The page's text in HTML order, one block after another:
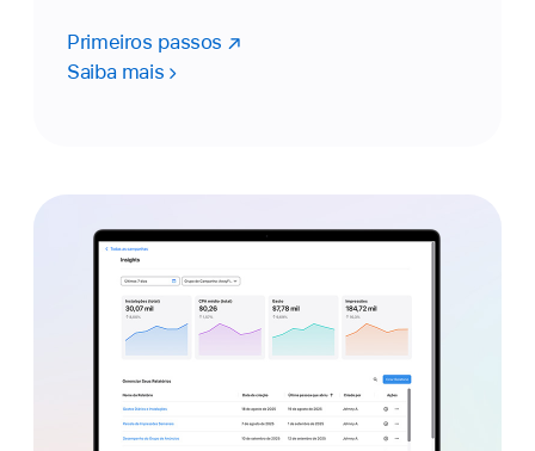
Primeiros passos
Saiba mais